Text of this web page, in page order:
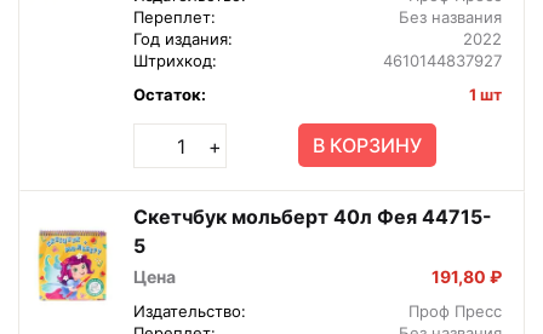
Переплет:
Без названия
Год издания:
2022
Штрихкод:
4610144837927
Остаток:
1 шт
+ В КОРЗИНУ
Скетчбук мольберт 40л Фея 44715-
5
Цена 191,80 ₽
Издательство:
Проф Пресс